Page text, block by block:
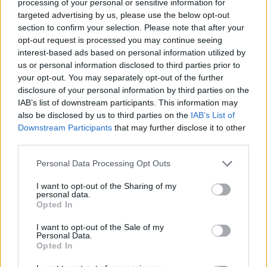
processing of your personal or sensitive information for
targeted advertising by us, please use the below opt-out
section to confirm your selection. Please note that after your
opt-out request is processed you may continue seeing
interest-based ads based on personal information utilized by
us or personal information disclosed to third parties prior to
your opt-out. You may separately opt-out of the further
disclosure of your personal information by third parties on the
IAB’s list of downstream participants. This information may
also be disclosed by us to third parties on the IAB’s List of
Downstream Participants that may further disclose it to other
Personal Data Processing Opt Outs
I want to opt-out of the Sharing of my
personal data.
Opted In
I want to opt-out of the Sale of my
Personal Data.
Opted In
12:15
Κίσσαμος: 32χρονος κατηγορείται για πέντε κλοπές από
επιχειρήσεις
12:14
Τροχαίο ατύχημα το πρωί στην Πάρνηθα - Στο
νοσοκομείο 4 άτομα
11:59
Τραγωδία στα Μάλια: 64χρονος ανασύρθηκε νεκρός από
για τη μοιραία πτώση
Ηράκλειο: Σοβαρή βλάβη στη γεώτρηση των Βασιλειών –
Πού προβλέπονται προβλήματα υδροδότησης